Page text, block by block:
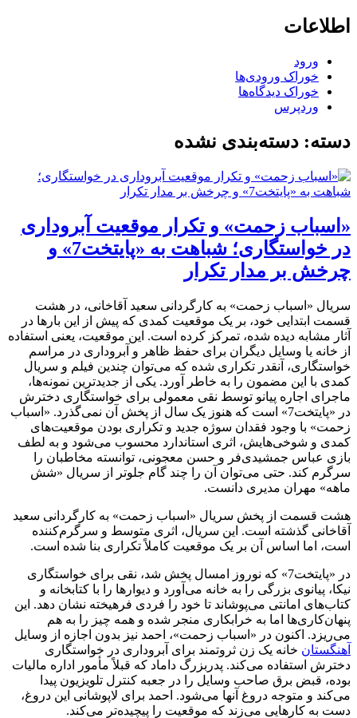
اطلاعات
ورود
خوراک ورودی‌ها
خوراک دیدگاه‌ها
وردپرس
دسته: دسته‌بندی نشده
«اسباب زحمت» و تکرار موقعیت آبروداری
در خواستگاری؛ شباهت به «پایتخت7» و
چرخش بر مدار تکرار
سریال «اسباب زحمت» به کارگردانی سعید آقاخانی، در هشت
قسمت ابتدایی خود، بر یک موقعیت کمدی که پیش از این بارها در
آثار مشابه دیده شده، تمرکز کرده است. این موقعیت، یعنی استفاده
از خانه یا وسایل دیگران برای حفظ ظاهر و آبروداری در مراسم
خواستگاری، آنقدر تکراری شده که می‌توان چندین فیلم و سریال
کمدی با این مضمون را به خاطر آورد. یکی از جدیدترین نمونه‌ها،
ماجرای اجاره پیانو توسط نقی معمولی برای خواستگاری دخترش
در «پایتخت7» است که هنوز یک سال از پخش آن نمی‌گذرد. «اسباب
زحمت» با وجود فقدان سوژه جدید و تکراری بودن موقعیت‌های
کمدی و شوخی‌هایش، اثری استاندارد محسوب می‌شود و به لطف
بازی عباس جمشیدی‌فر و حسن معجونی، توانسته مخاطبان را
سرگرم کند. حتی می‌توان آن را چند گام جلوتر از سریال «شش
ماهه» مهران مدیری دانست.
هشت قسمت از پخش سریال «اسباب زحمت» به کارگردانی سعید
آقاخانی گذشته است. این سریال، اثری متوسط و سرگرم‌کننده
است، اما اساس آن بر یک موقعیت کاملاً تکراری بنا شده است.
در «پایتخت7» که نوروز امسال پخش شد، نقی برای خواستگاری
نیکا، پیانوی بزرگی را به خانه می‌آورد و دیوارها را با کتابخانه و
کتاب‌های امانتی می‌پوشاند تا خود را فردی فرهیخته نشان دهد. این
پنهان‌کاری‌ها اما به خرابکاری منجر شده و همه چیز را به هم
می‌ریزد. اکنون در «اسباب زحمت»، احمد نیز بدون اجازه از وسایل
آهنگستان خانه یک زن ثروتمند برای آبروداری در خواستگاری
دخترش استفاده می‌کند. پدربزرگ داماد که قبلاً مأمور اداره مالیات
بوده، قبض برق صاحب وسایل را در جعبه کنترل تلویزیون پیدا
می‌کند و متوجه دروغ آنها می‌شود. احمد برای لاپوشانی این دروغ،
دست به کارهایی می‌زند که موقعیت را پیچیده‌تر می‌کند.